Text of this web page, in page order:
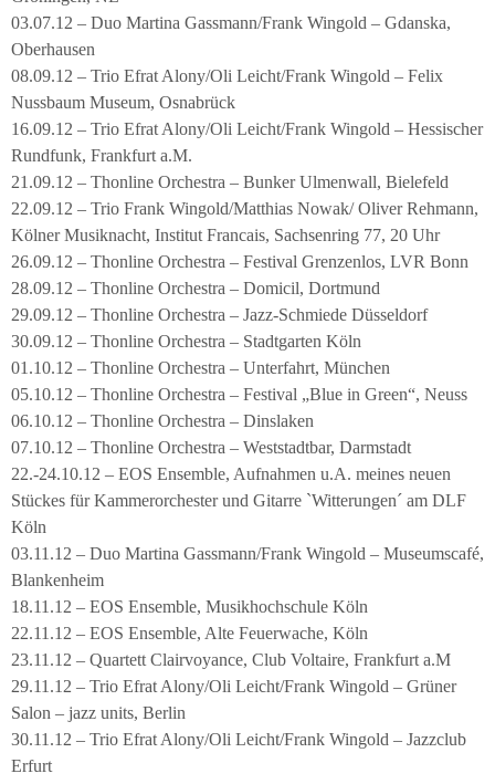
03.07.12 – Duo Martina Gassmann/Frank Wingold – Gdanska,
Oberhausen
08.09.12 – Trio Efrat Alony/Oli Leicht/Frank Wingold – Felix
Nussbaum Museum, Osnabrück
16.09.12 – Trio Efrat Alony/Oli Leicht/Frank Wingold – Hessischer
Rundfunk, Frankfurt a.M.
21.09.12 – Thonline Orchestra – Bunker Ulmenwall, Bielefeld
22.09.12 – Trio Frank Wingold/Matthias Nowak/ Oliver Rehmann,
Kölner Musiknacht, Institut Francais, Sachsenring 77, 20 Uhr
26.09.12 – Thonline Orchestra – Festival Grenzenlos, LVR Bonn
28.09.12 – Thonline Orchestra – Domicil, Dortmund
29.09.12 – Thonline Orchestra – Jazz-Schmiede Düsseldorf
30.09.12 – Thonline Orchestra – Stadtgarten Köln
01.10.12 – Thonline Orchestra – Unterfahrt, München
05.10.12 – Thonline Orchestra – Festival „Blue in Green“, Neuss
06.10.12 – Thonline Orchestra – Dinslaken
07.10.12 – Thonline Orchestra – Weststadtbar, Darmstadt
22.-24.10.12 – EOS Ensemble, Aufnahmen u.A. meines neuen
Stückes für Kammerorchester und Gitarre `Witterungen´ am DLF
Köln
03.11.12 – Duo Martina Gassmann/Frank Wingold – Museumscafé,
Blankenheim
18.11.12 – EOS Ensemble, Musikhochschule Köln
22.11.12 – EOS Ensemble, Alte Feuerwache, Köln
23.11.12 – Quartett Clairvoyance, Club Voltaire, Frankfurt a.M
29.11.12 – Trio Efrat Alony/Oli Leicht/Frank Wingold – Grüner
Salon – jazz units, Berlin
30.11.12 – Trio Efrat Alony/Oli Leicht/Frank Wingold – Jazzclub
Erfurt